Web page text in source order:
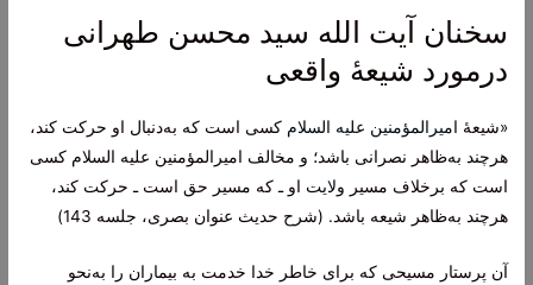
سخنان آیت الله سید محسن طهرانی
درمورد شیعۀ واقعی
«شیعۀ امیرالمؤمنین علیه السلام کسی است که به‌دنبال او حرکت کند،
هرچند به‌ظاهر نصرانی باشد؛ و مخالف امیرالمؤمنین علیه السلام کسی
است که برخلاف مسیر ولایت او ـ که مسیر حق است ـ حرکت کند،
هرچند به‌ظاهر شیعه باشد. (شرح حدیث عنوان بصری، جلسه 143)
آن پرستار مسیحى که براى خاطر خدا خدمت به بیماران را به‌نحو